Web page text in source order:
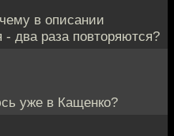
в описании
два раза повторяются?
уже в Кащенко?